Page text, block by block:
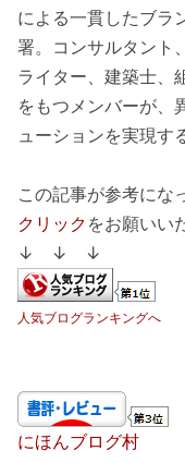
による一貫したブラ
署。コンサルタント
ライター、建築士、
をもつメンバーが、
ューションを実現す
この記事が参考にな
クリック をお願いい
↓ ↓ ↓
人気ブログランキングへ
にほんブログ村